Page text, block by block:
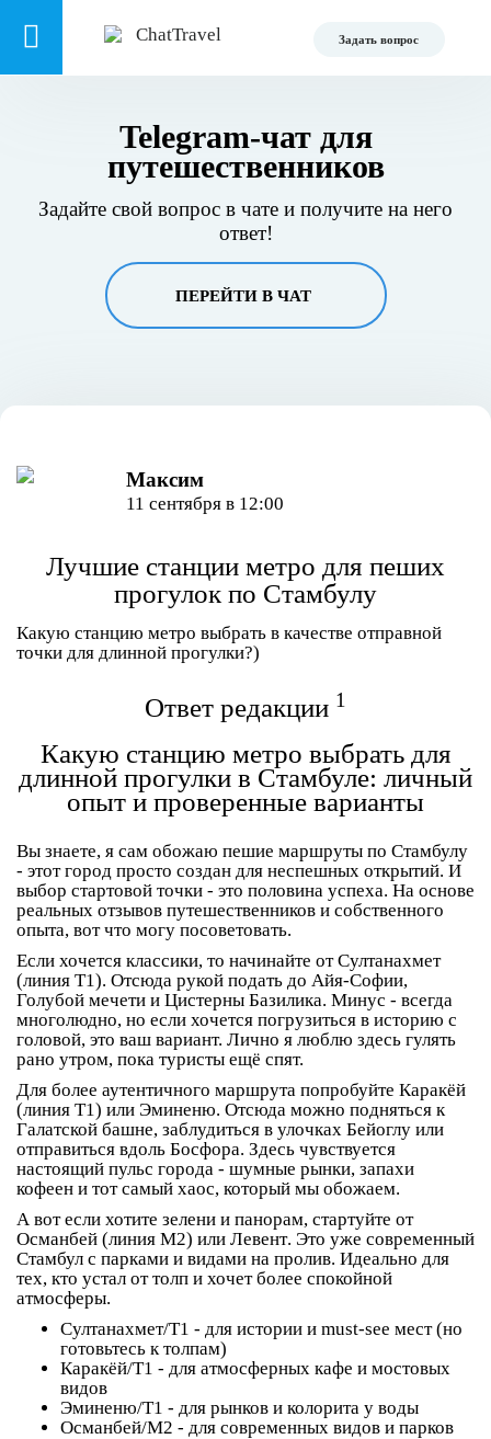
Задать вопрос
Telegram-чат для
путешественников
Задайте свой вопрос в чате и получите на него
ответ!
ПЕРЕЙТИ В ЧАТ
Максим
11 сентября в 12:00
Лучшие станции метро для пеших
прогулок по Стамбулу
Какую станцию метро выбрать в качестве отправной
точки для длинной прогулки?)
Ответ редакции 1
Какую станцию метро выбрать для
длинной прогулки в Стамбуле: личный
опыт и проверенные варианты
Вы знаете, я сам обожаю пешие маршруты по Стамбулу
- этот город просто создан для неспешных открытий. И
выбор стартовой точки - это половина успеха. На основе
реальных отзывов путешественников и собственного
опыта, вот что могу посоветовать.
Если хочется классики, то начинайте отСултанахмет
(линия T1). Отсюда рукой подать до Айя-Софии,
Голубой мечети и Цистерны Базилика. Минус - всегда
многолюдно, но если хочется погрузиться в историю с
головой, это ваш вариант. Лично я люблю здесь гулять
рано утром, пока туристы ещё спят.
Для более аутентичного маршрута попробуйте Каракёй
(линия T1) или Эминеню. Отсюда можно подняться к
Галатской башне, заблудиться в улочках Бейоглу или
отправиться вдоль Босфора. Здесь чувствуется
настоящий пульс города - шумные рынки, запахи
кофеен и тот самый хаос, который мы обожаем.
А вот если хотите зелени и панорам, стартуйте от
Османбей (линия M2) или Левент. Это уже современный
Стамбул с парками и видами на пролив. Идеально для
тех, кто устал от толп и хочет более спокойной
атмосферы.
Султанахмет/T1 - для истории и must-see мест (но
готовьтесь к толпам)
Каракёй/T1 - для атмосферных кафе и мостовых
видов
Эминеню/T1 - для рынков и колорита у воды
Османбей/M2 - для современных видов и парков